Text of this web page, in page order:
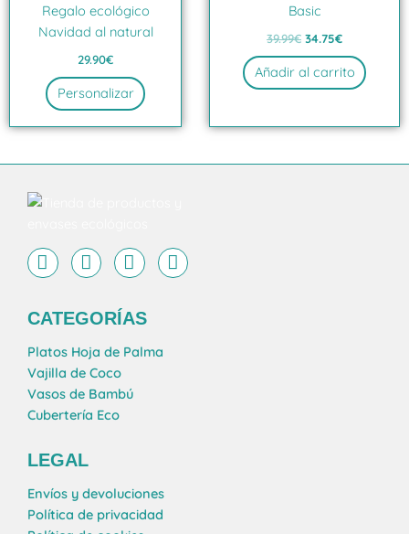
Regalo ecológico
Navidad al natural
29.90€
Personalizar
Basic
39.99€ 34.75€
Añadir al carrito
I
n
t
a
g
r
a
m
L
i
k
e
d
i
n
F
a
e
b
o
k
P
i
CATEGORÍAS
Platos Hoja de Palma
Vajilla de Coco
Vasos de Bambú
Cubertería Eco
LEGAL
Envíos y devoluciones
Política de privacidad